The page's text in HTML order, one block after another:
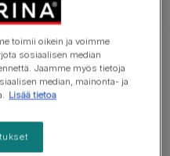
toimii oikein ja voimme
sosiaalisen median
Jaamme myös tietoja
median, mainonta- ja
Lisää tietoa